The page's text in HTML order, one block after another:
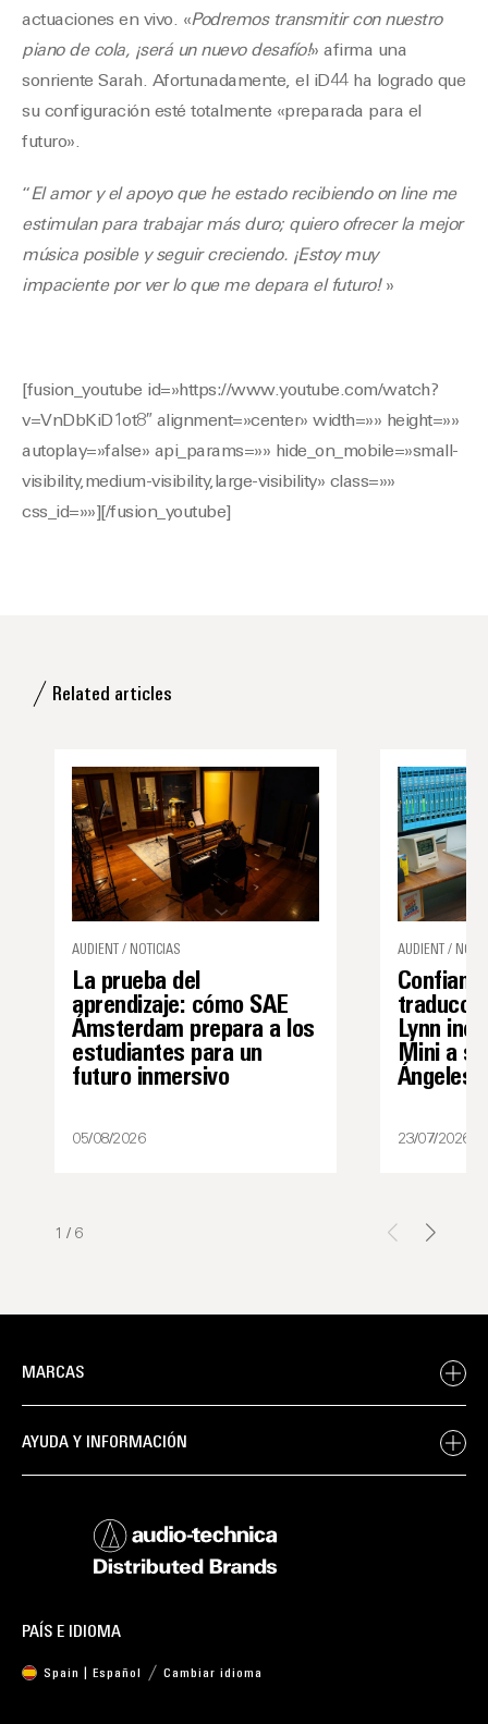
actuaciones en vivo. «Podremos transmitir con nuestro
piano de cola, ¡será un nuevo desafío!» afirma una
sonriente Sarah. Afortunadamente, el iD44 ha logrado que
su configuración esté totalmente «preparada para el
futuro».
“El amor y el apoyo que he estado recibiendo on line me
estimulan para trabajar más duro; quiero ofrecer la mejor
música posible y seguir creciendo. ¡Estoy muy
impaciente por ver lo que me depara el futuro!»
[fusion_youtube id=»https://www.youtube.com/watch?
v=VnDbKiD1ot8″ alignment=»center» width=»» height=»»
autoplay=»false» api_params=»» hide_on_mobile=»small-
visibility,medium-visibility,large-visibility» class=»»
css_id=»»][/fusion_youtube]
Related articles
AUDIENT / NOTICIAS
La prueba del
aprendizaje: cómo SAE
Ámsterdam prepara a los
estudiantes para un
futuro inmersivo
05/08/2026
AUDIENT /
Lynn
Mini a
Ángeles
23/07/2026
1 / 6
MARCAS
AYUDA Y INFORMACIÓN
PAÍS E IDIOMA
Spain | Español Cambiar idioma